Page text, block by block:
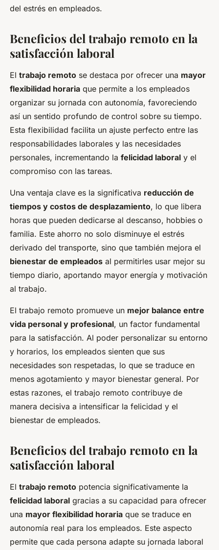
del estrés en empleados.
Beneficios del trabajo remoto en la
satisfacción laboral
El trabajo remoto se destaca por ofrecer una mayor
flexibilidad horaria que permite a los empleados
organizar su jornada con autonomía, favoreciendo
así un sentido profundo de control sobre su tiempo.
Esta flexibilidad facilita un ajuste perfecto entre las
responsabilidades laborales y las necesidades
personales, incrementando la felicidad laboral y el
compromiso con las tareas.
Una ventaja clave es la significativa reducción de
tiempos y costos de desplazamiento, lo que libera
horas que pueden dedicarse al descanso, hobbies o
familia. Este ahorro no solo disminuye el estrés
derivado del transporte, sino que también mejora el
bienestar de empleados al permitirles usar mejor su
tiempo diario, aportando mayor energía y motivación
al trabajo.
El trabajo remoto promueve un mejor balance entre
vida personal y profesional, un factor fundamental
para la satisfacción. Al poder personalizar su entorno
y horarios, los empleados sienten que sus
necesidades son respetadas, lo que se traduce en
menos agotamiento y mayor bienestar general. Por
estas razones, el trabajo remoto contribuye de
manera decisiva a intensificar la felicidad y el
bienestar de empleados.
Beneficios del trabajo remoto en la
satisfacción laboral
El trabajo remoto potencia significativamente la
felicidad laboral gracias a su capacidad para ofrecer
una mayor flexibilidad horaria que se traduce en
autonomía real para los empleados. Este aspecto
permite que cada persona adapte su jornada laboral